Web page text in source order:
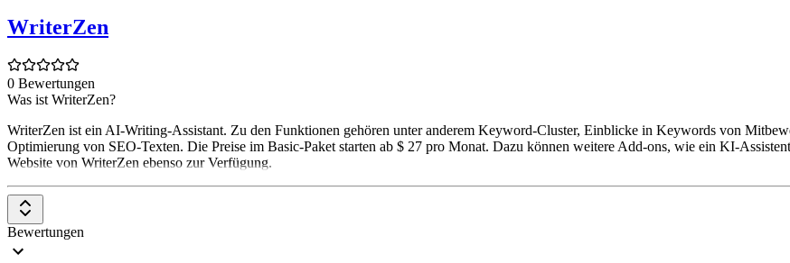
WriterZen
0 Bewertungen
Was ist WriterZen?
WriterZen ist ein AI-Writing-Assistant. Zu den Funktionen gehören unter anderem Keyword-Cluster, Einblicke in Keywords von
Optimierung von SEO-Texten. Die Preise im Basic-Paket starten ab $ 27 pro Monat. Dazu können weitere Add-ons, wie ein KI-
Website von WriterZen ebenso zur Verfügung.
Bewertungen